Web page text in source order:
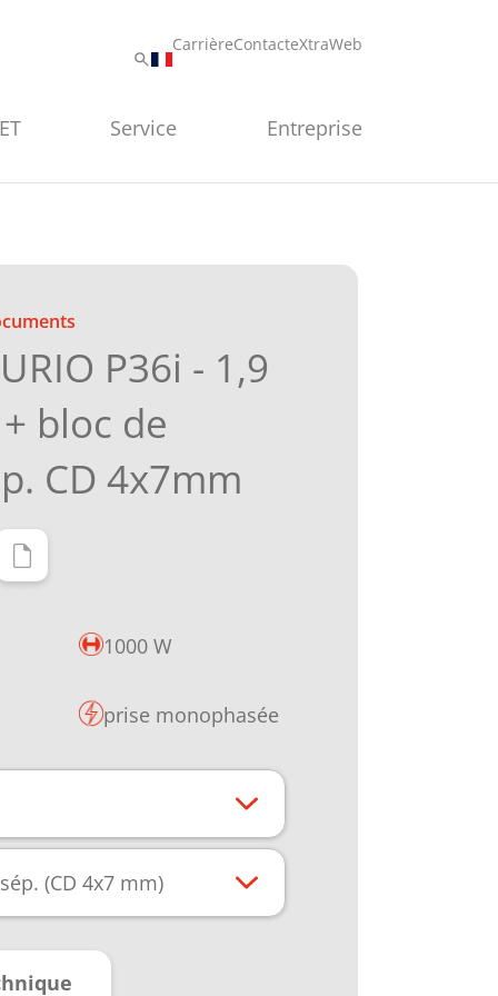
CarrièreContacteXtraWeb
Service Entreprise
P36i - 1,9
bloc de
CD 4x7mm
1000 W
prise monophasée
(CD 4x7 mm)